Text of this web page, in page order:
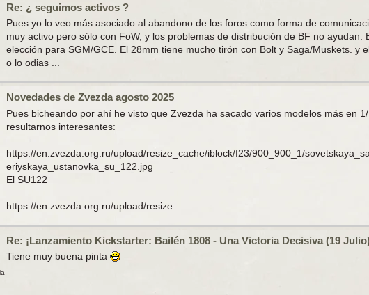
Re: ¿ seguimos activos ?
Pues yo lo veo más asociado al abandono de los foros como forma de
muy activo pero sólo con FoW, y los problemas de distribución de BF no ayudan.
elección para SGM/GCE. El 28mm tiene mucho tirón con Bolt y Saga/Muskets. y
o lo odias ...
Novedades de Zvezda agosto 2025
Pues bicheando por ahí he visto que Zvezda ha sacado varios modelos más en
resultarnos interesantes:
https://en.zvezda.org.ru/upload/resize_cache/iblock/f23/900_900_1/
eriyskaya_ustanovka_su_122.jpg
El SU122
https://en.zvezda.org.ru/upload/resize ...
Re: ¡Lanzamiento Kickstarter: Bailén 1808 - Una Victoria Decisiva (19
Tiene muy buena pinta